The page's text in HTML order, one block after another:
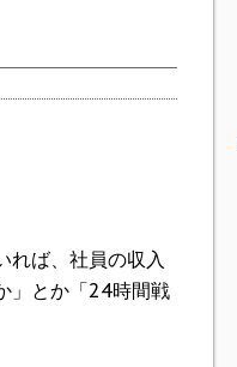
れば、社員の収入
」とか「24時間戦